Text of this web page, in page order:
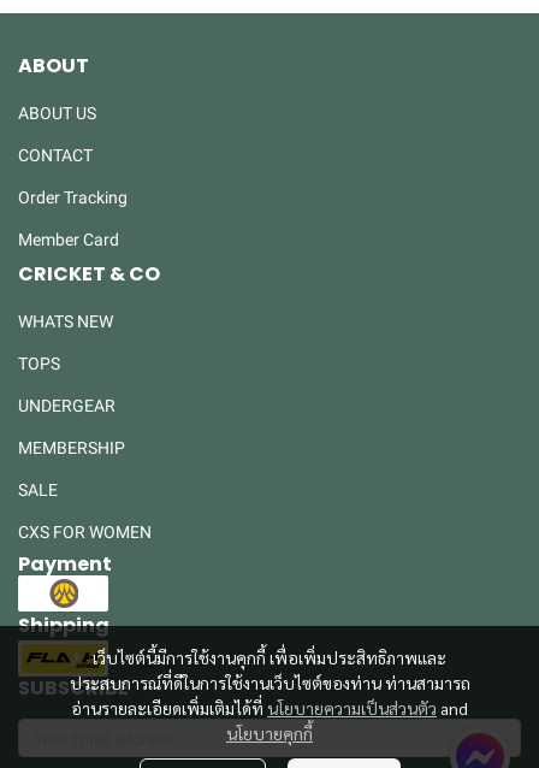
เว็บไซต์นี้มีการใช้งานคุกกี้ เพื่อเพิ่มประสิทธิภาพและ
ประสบการณ์ที่ดีในการใช้งานเว็บไซต์ของท่าน ท่านสามารถ
อ่านรายละเอียดเพิ่มเติมได้ที่ นโยบายความเป็นส่วนตัว and
นโยบายคุกกี้
ABOUT
ABOUT US
CONTACT
Order Tracking
Member Card
CRICKET & CO
WHATS NEW
TOPS
UNDERGEAR
MEMBERSHIP
SALE
CXS FOR WOMEN
Payment
Shipping
SUBSCRIBE